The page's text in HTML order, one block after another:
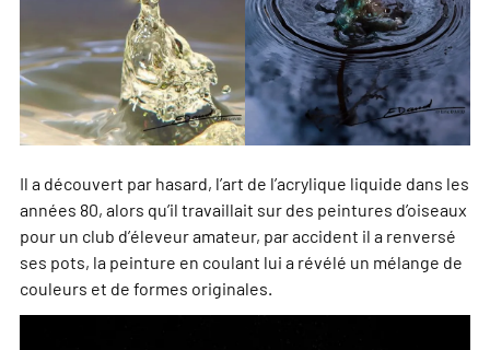
Il a découvert par hasard, l’art de l’acrylique liquide dans les
années 80, alors qu’il travaillait sur des peintures d’oiseaux
pour un club d’éleveur amateur, par accident il a renversé
ses pots, la peinture en coulant lui a révélé un mélange de
couleurs et de formes originales.